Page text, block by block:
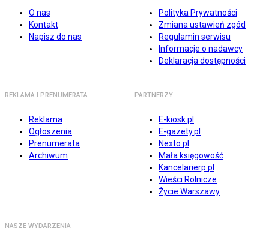
O nas
Kontakt
Napisz do nas
Polityka Prywatności
Zmiana ustawień zgód
Regulamin serwisu
Informacje o nadawcy
Deklaracja dostępności
REKLAMA I PRENUMERATA
Reklama
Ogłoszenia
Prenumerata
Archiwum
PARTNERZY
E-kiosk.pl
E-gazety.pl
Nexto.pl
Mała księgowość
Kancelarierp.pl
Wieści Rolnicze
Życie Warszawy
NASZE WYDARZENIA